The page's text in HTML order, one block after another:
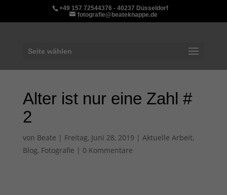
+49 157 72544376 - 40237 Düsseldorf
fotografie@beateknappe.de
Seite wählen
Alter ist nur eine Zahl #
2
von Beate | Freitag, Juni 28, 2019 | Aktuelle Arbeit,
Blog, Fotografie | 0 Kommentare